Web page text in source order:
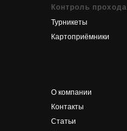
Контроль прохода
Турникеты
Картоприёмники
О компании
Контакты
Статьи